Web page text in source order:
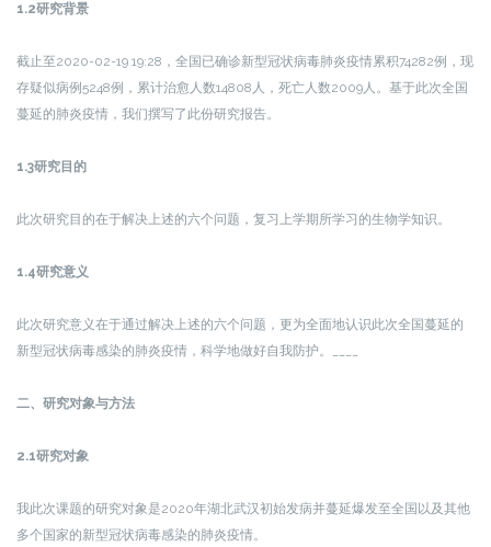
1.2研究背景
截止至2020-02-19 19:28，全国已确诊新型冠状病毒肺炎疫情累积74282例，现
存疑似病例5248例，累计治愈人数14808人，死亡人数2009人。基于此次全国
蔓延的肺炎疫情，我们撰写了此份研究报告。
1.3研究目的
此次研究目的在于解决上述的六个问题，复习上学期所学习的生物学知识。
1.4研究意义
此次研究意义在于通过解决上述的六个问题，更为全面地认识此次全国蔓延的
新型冠状病毒感染的肺炎疫情，科学地做好自我防护。____
二、 研究对象与方法
2.1研究对象
我此次课题的研究对象是2020年湖北武汉初始发病并蔓延爆发至全国以及其他
多个国家的新型冠状病毒感染的肺炎疫情。